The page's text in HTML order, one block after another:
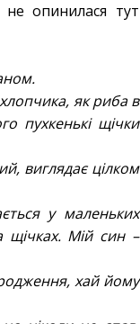
опинилася тут
як риба в
пухкенькі щічки
виглядає цілком
у маленьких
Мій син –
хай йому